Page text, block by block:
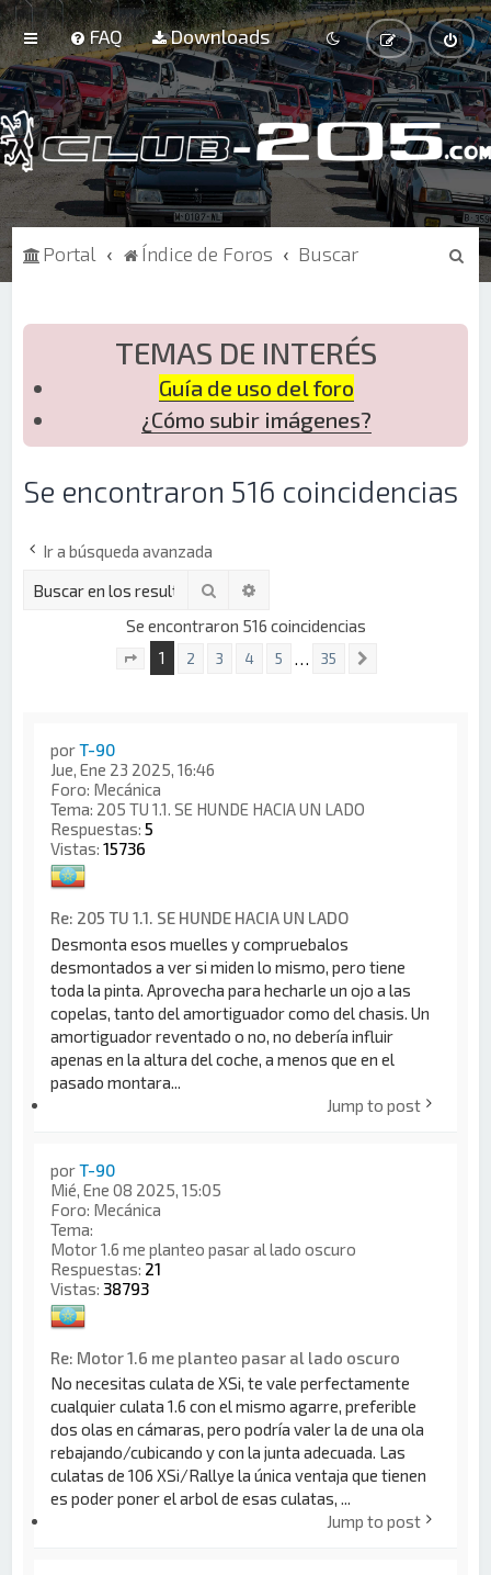
FAQ Downloads
Portal Índice de Foros Buscar
B
TEMAS DE INTERÉS
Guía de uso del foro
¿Cómo subir imágenes?
Se encontraron 516 coincidencias
Ir a búsqueda avanzada
Buscar
Se encontraron 516 coincidencias
Página1 de
1 2 3 4 5 35
porT-90
Jue, Ene 23 2025, 16:46
Foro: Mecánica
Tema: 205 TU 1.1. SE HUNDE HACIA UN LADO
Respuestas:5
Vistas:15736
Re: 205 TU 1.1. SE HUNDE HACIA UN LADO
Desmonta esos muelles y compruebalos
desmontados a ver si miden lo mismo, pero tiene
toda la pinta. Aprovecha para hecharle un ojo a las
copelas, tanto del amortiguador como del chasis. Un
amortiguador reventado o no, no debería influir
apenas en la altura del coche, a menos que en el
pasado montara...
Jump to post
porT-90
Mié, Ene 08 2025, 15:05
Foro: Mecánica
Tema:
Motor 1.6 me planteo pasar al lado oscuro
Respuestas: 21
Vistas: 38793
Re: Motor 1.6 me planteo pasar al lado oscuro
No necesitas culata de XSi, te vale perfectamente
cualquier culata 1.6 con el mismo agarre, preferible
dos olas en cámaras, pero podría valer la de una ola
rebajando/cubicando y con la junta adecuada. Las
culatas de 106 XSi/Rallye la única ventaja que tienen
es poder poner el arbol de esas culatas, ...
Jump to post